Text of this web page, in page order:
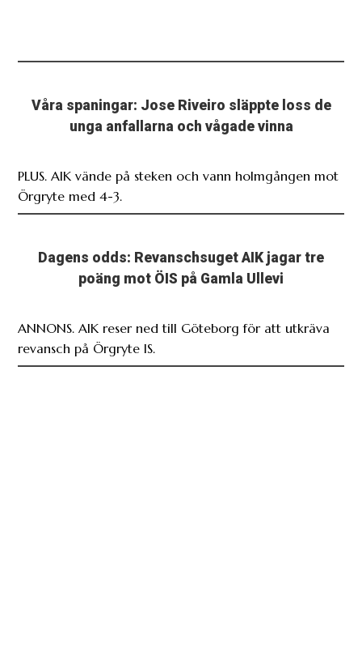
Våra spaningar: Jose Riveiro släppte loss de
unga anfallarna och vågade vinna
PLUS. AIK vände på steken och vann holmgången mot
Örgryte med 4-3.
Dagens odds: Revanschsuget AIK jagar tre
poäng mot ÖIS på Gamla Ullevi
ANNONS. AIK reser ned till Göteborg för att utkräva
revansch på Örgryte IS.